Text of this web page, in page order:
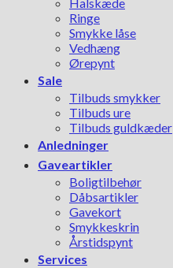
Ringe
Smykke låse
Vedhæng
Ørepynt
Sale
Tilbuds smykker
Tilbuds ure
Tilbuds guldkæder
Anledninger
Gaveartikler
Boligtilbehør
Dåbsartikler
Gavekort
Smykkeskrin
Årstidspynt
Services